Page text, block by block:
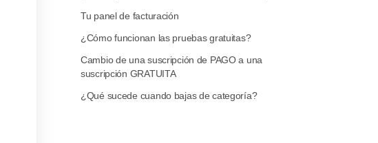
Tu panel de facturación
¿Cómo funcionan las pruebas gratuitas?
Cambio de una suscripción de PAGO a una
suscripción GRATUITA
¿Qué sucede cuando bajas de categoría?